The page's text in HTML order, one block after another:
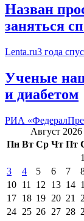
Назван
заняться
Lenta.ru3 года
Ученые
и диабетом
РИА
Август 2026
Пн Вт Ср Чт Пт
1
3
4 5 6 7
10 11 12 13 14
17 18 19 20 21
24 25 26 27 28